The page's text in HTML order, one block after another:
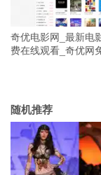
奇优电影网_最新电
费在线观看_奇优网
随机推荐